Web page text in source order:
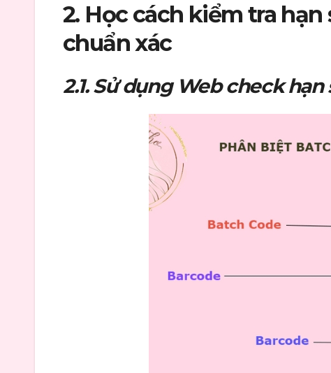
2. Học cách kiểm tra
chuẩn xác
2.1. Sử dụng Web check